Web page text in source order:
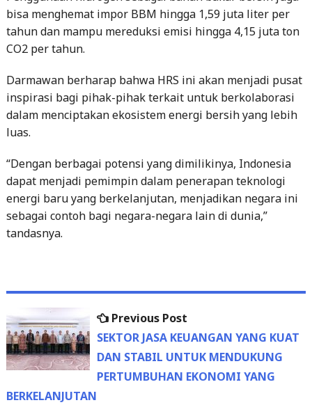
bisa menghemat impor BBM hingga 1,59 juta liter per
tahun dan mampu mereduksi emisi hingga 4,15 juta ton
CO2 per tahun.
Darmawan berharap bahwa HRS ini akan menjadi pusat
inspirasi bagi pihak-pihak terkait untuk berkolaborasi
dalam menciptakan ekosistem energi bersih yang lebih
luas.
“Dengan berbagai potensi yang dimilikinya, Indonesia
dapat menjadi pemimpin dalam penerapan teknologi
energi baru yang berkelanjutan, menjadikan negara ini
sebagai contoh bagi negara-negara lain di dunia,”
tandasnya.
Post
navigation
Previous Post
post:
SEKTOR JASA KEUANGAN YANG KUAT
DAN STABIL UNTUK MENDUKUNG
PERTUMBUHAN EKONOMI YANG
BERKELANJUTAN